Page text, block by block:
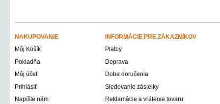
NAKUPOVANIE
INFORMÁCIE PRE ZÁKAZNÍKOV
Môj Košík
Platby
Pokladňa
Doprava
Môj účet
Doba doručenia
Prihlásiť
Sledovanie zásielky
Napíšte nám
Reklamácie a vrátenie tovaru